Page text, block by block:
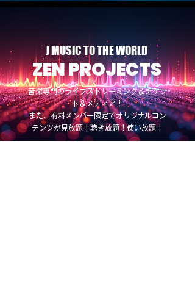
J MUSIC TO THE WORLD
ZEN PROJECTS
音楽専門のライブストリーミング＆チケッ
ト＆メディア！
また、有料メンバー限定でオリジナルコン
テンツが見放題！聴き放題！使い放題！